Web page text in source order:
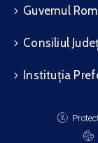
Guvernul
Consiliul
Instituția